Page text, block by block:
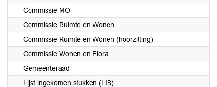
Commissie MO
Commissie Ruimte en Wonen
Commissie Ruimte en Wonen (hoorzitting)
Commissie Wonen en Flora
Gemeenteraad
Lijst ingekomen stukken (LIS)